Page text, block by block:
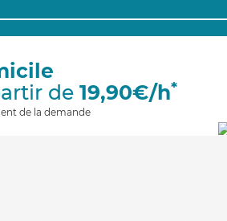
de 19,90€/h*
de la demande